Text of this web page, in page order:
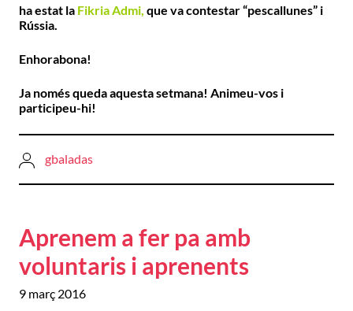
ha estat la Fikria Admi, que va contestar “pescallunes” i
Rússia.
Enhorabona!
Ja només queda aquesta setmana! Animeu-vos i
participeu-hi!
gbaladas
Aprenem a fer pa amb
voluntaris i aprenents
9 març 2016